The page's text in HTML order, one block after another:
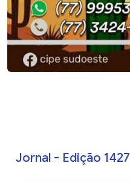
Jornal - Edição 1427